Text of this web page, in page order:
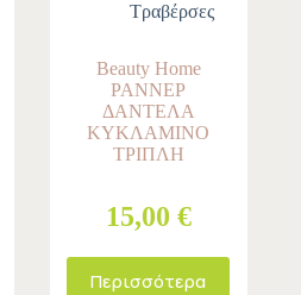
Τραβέρσες
Beauty Home
ΡΑΝΝΕΡ
ΔΑΝΤΕΛΑ
ΚΥΚΛΑΜΙΝΟ
ΤΡΙΠΛΗ
15,00 €
Περισσότερα